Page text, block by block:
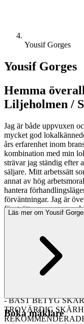
Yousif Gorges
Yousif Gorges
Hemma
Liljeholmen /
Jag är både uppvuxen
mycket god
års erfarenhet inom
kombination med min
strävar jag ständig efter
säljare. Mitt arbetssätt
annat av hög
hantera
förväntningar. Jag är
förutsätter en
Med min långa
alla hörn tillsammans
helhet bidrar till att du
lyckad bostadsaffär
för en framgångsrik
VÅRBERG, SÄTRA,
MÄKLARE 2025
VÅRBERG, SÄTRA,
- BÄST BETYG
TROVÄRDIG
Läs mer om Yousif
Boka mäklare